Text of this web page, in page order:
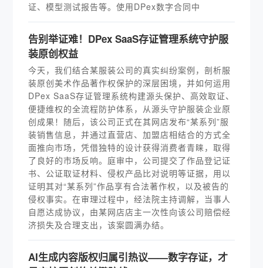
证、模型测试报告等。使用DPex数字合同中
告别举证难！DPex SaaS存证管理系统守护服
装原创权益
今天，我们结合某服装公司的真实纠纷案例，剖析服
装原创美术作品著作权保护的深层困境，并如何运用
DPex SaaS存证管理系统构建源头保护、高效取证、
便捷维权的全流程防护体系，从源头守护服装企业原
创成果！随后，该公司正式在其网店发布“某系列”服
装销售信息，并通过直营店、加盟店相结合的方式全
面推向市场，凭借独特的设计获得消费者青睐，取得
了良好的市场反响。庭审中，公司提交了作品登记证
书、公证取证材料、侵权产品比对说明等证据，用以
证明其对“某系列”作品享有合法著作权，以及被告的
侵权事实。在审理过程中，经法院主持调解，当事人
自愿达成协议，由某网店店主一次性向该公司赔偿经
济损失及合理支出，该案圆满办结。
AI生成内容版权归属引热议——数字存证，才